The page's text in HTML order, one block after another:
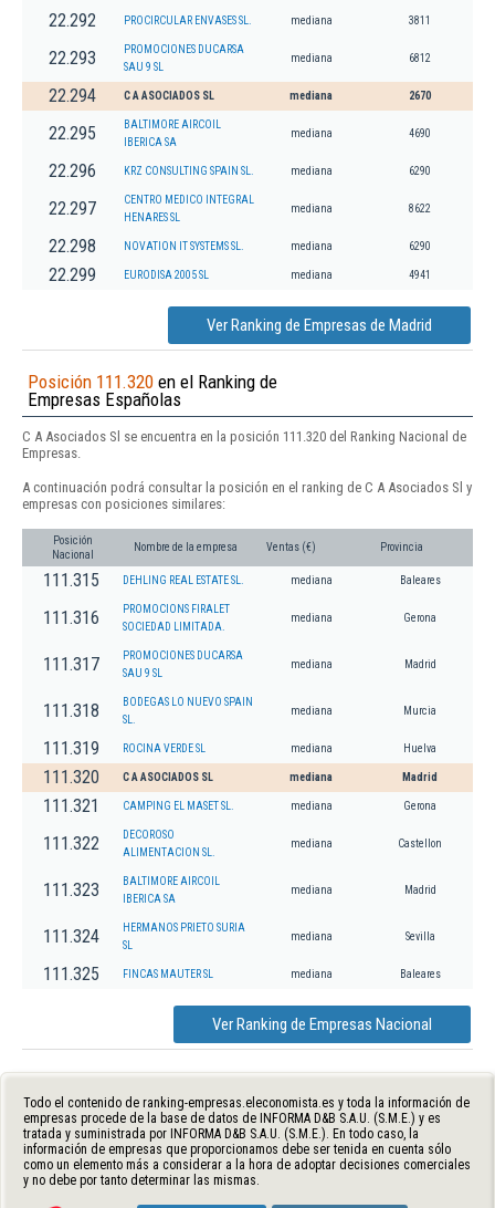
22.292 PROCIRCULAR ENVASES SL. mediana 3811
22.293
PROMOCIONES DUCARSA
SAU 9 SL
mediana 6812
22.294 C A ASOCIADOS SL mediana 2670
22.295
BALTIMORE AIRCOIL
IBERICA SA
mediana 4690
22.296 KRZ CONSULTING SPAIN SL. mediana 6290
22.297
CENTRO MEDICO INTEGRAL
HENARES SL
mediana 8622
22.298 NOVATION IT SYSTEMS SL. mediana 6290
22.299 EURODISA 2005 SL mediana 4941
Ver Ranking de Empresas de Madrid
Posición 111.320 en el Ranking de
Empresas Españolas
C A Asociados Sl se encuentra en la posición 111.320 del Ranking Nacional de
Empresas.
A continuación podrá consultar la posición en el ranking de C A Asociados Sl y
empresas con posiciones similares:
Posición
Nacional
Nombre de la empresa Ventas (€) Provincia
111.315 DEHLING REAL ESTATE SL. mediana Baleares
111.316
PROMOCIONS FIRALET
SOCIEDAD LIMITADA.
mediana Gerona
111.317
PROMOCIONES DUCARSA
SAU 9 SL
mediana Madrid
111.318
BODEGAS LO NUEVO SPAIN
SL.
mediana Murcia
111.319 ROCINA VERDE SL mediana Huelva
111.320 C A ASOCIADOS SL mediana Madrid
111.321 CAMPING EL MASET SL. mediana Gerona
111.322
DECOROSO
ALIMENTACION SL.
mediana Castellon
111.323
BALTIMORE AIRCOIL
IBERICA SA
mediana Madrid
111.324
HERMANOS PRIETO SURIA
SL
mediana Sevilla
111.325 FINCAS MAUTER SL mediana Baleares
Ver Ranking de Empresas Nacional
Todo el contenido de ranking-empresas.eleconomista.es y toda la información de
empresas procede de la base de datos de INFORMA D&B S.A.U. (S.M.E.) y es
tratada y suministrada por INFORMA D&B S.A.U. (S.M.E.). En todo caso, la
información de empresas que proporcionamos debe ser tenida en cuenta sólo
como un elemento más a considerar a la hora de adoptar decisiones comerciales
y no debe por tanto determinar las mismas.